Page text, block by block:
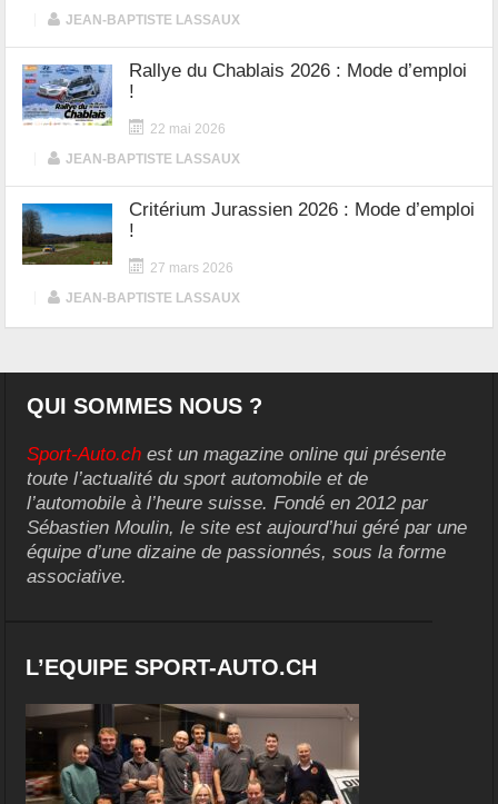
JEAN-BAPTISTE LASSAUX
Rallye du Chablais 2026 : Mode d’emploi
!
22 mai 2026
JEAN-BAPTISTE LASSAUX
Critérium Jurassien 2026 : Mode d’emploi
!
27 mars 2026
JEAN-BAPTISTE LASSAUX
QUI SOMMES NOUS ?
Sport-Auto.ch est un magazine online qui présente
toute l’actualité du sport automobile et de
l’automobile à l’heure suisse. Fondé en 2012 par
Sébastien Moulin, le site est aujourd’hui géré par une
équipe d’une dizaine de passionnés, sous la forme
associative.
L’EQUIPE SPORT-AUTO.CH